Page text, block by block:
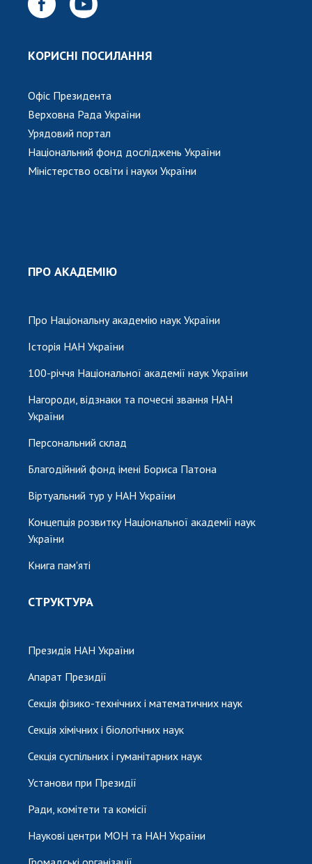
КОРИСНІ ПОСИЛАННЯ
Офіс Президента
Верховна Рада України
Урядовий портал
Національний фонд досліджень України
Міністерство освіти і науки України
ПРО АКАДЕМІЮ
Про Національну академію наук України
Історія НАН України
100-річчя Національної академії наук України
Нагороди, відзнаки та почесні звання НАН
України
Персональний склад
Благодійний фонд імені Бориса Патона
Віртуальний тур у НАН України
Концепція розвитку Національної академії наук
України
Книга пам'яті
СТРУКТУРА
Президія НАН України
Апарат Президії
Секція фізико-технічних і математичних наук
Секція хімічних і біологічних наук
Секція суспільних і гуманітарних наук
Установи при Президії
Ради, комітети та комісії
Наукові центри МОН та НАН України